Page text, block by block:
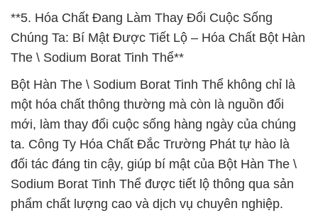
**5. Hóa Chất Đang Làm Thay Đổi Cuộc Sống
Chúng Ta: Bí Mật Được Tiết Lộ – Hóa Chất Bột Hàn
The \ Sodium Borat Tinh Thể**
Bột Hàn The \ Sodium Borat Tinh Thể không chỉ là
một hóa chất thông thường mà còn là nguồn đổi
mới, làm thay đổi cuộc sống hàng ngày của chúng
ta. Công Ty Hóa Chất Đắc Trường Phát tự hào là
đối tác đáng tin cậy, giúp bí mật của Bột Hàn The \
Sodium Borat Tinh Thể được tiết lộ thông qua sản
phẩm chất lượng cao và dịch vụ chuyên nghiệp.